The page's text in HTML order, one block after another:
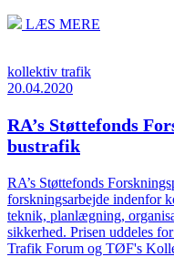
LÆS MERE
kollektiv trafik
20.04.2020
RA’s Støttefonds
bustrafik
RA’s Støttefonds
forskningsarbejde indenfor
teknik, planlægning,
sikkerhed. Prisen uddeles
Trafik Forum og TØF's